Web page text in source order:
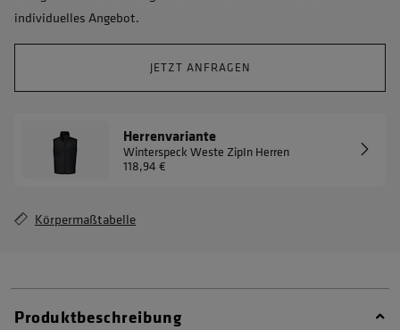
individuelles Angebot.
JETZT ANFRAGEN
Herrenvariante
Winterspeck Weste ZipIn Herren
118,94 €
Körpermaßtabelle
Produktbeschreibung